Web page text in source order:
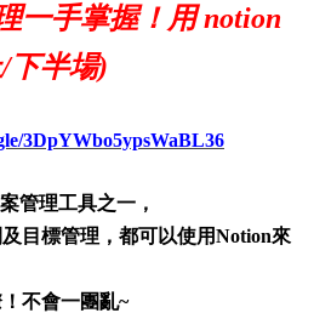
一手掌握！用 notion
下半場)
3DpYWbo5ypsWaBL36
管理工具之一，
目標管理，都可以使用Notion來
不會一團亂~